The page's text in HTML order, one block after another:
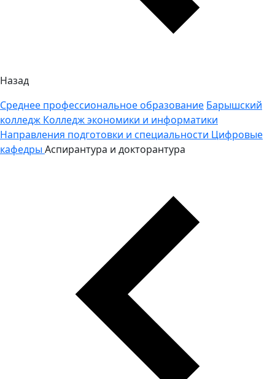
Назад
Среднее профессиональное образование Барышский
колледж Колледж экономики и информатики
Направления подготовки и специальности Цифровые
кафедры Аспирантура и докторантура